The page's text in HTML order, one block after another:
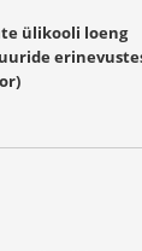
ülikooli loeng